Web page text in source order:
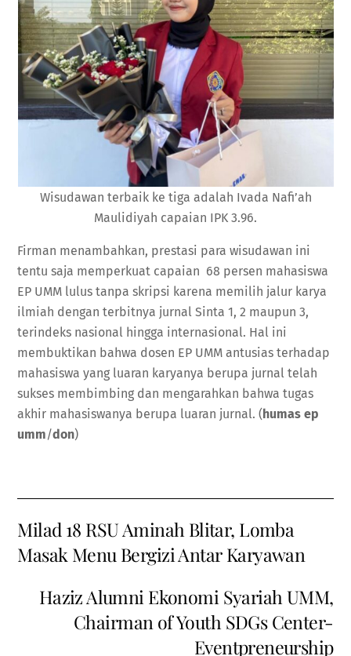
Wisudawan terbaik ke tiga adalah Ivada Nafi’ah
Maulidiyah capaian IPK 3.96.
Firman menambahkan, prestasi para wisudawan ini
tentu saja memperkuat capaian 68 persen mahasiswa
EP UMM lulus tanpa skripsi karena memilih jalur karya
ilmiah dengan terbitnya jurnal Sinta 1, 2 maupun 3,
terindeks nasional hingga internasional. Hal ini
membuktikan bahwa dosen EP UMM antusias terhadap
mahasiswa yang luaran karyanya berupa jurnal telah
sukses membimbing dan mengarahkan bahwa tugas
akhir mahasiswanya berupa luaran jurnal. (humas ep
umm/don)
Milad 18 RSU Aminah Blitar, Lomba
Masak Menu Bergizi Antar Karyawan
Haziz Alumni Ekonomi Syariah UMM,
Chairman of Youth SDGs Center-
Eventpreneurship